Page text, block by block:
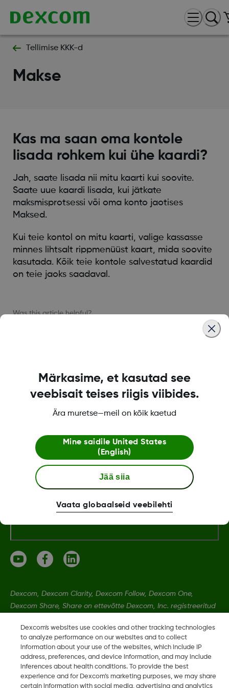
Tellimise KKK-d
Makse
Kas ma saan oma kontole
lisada rohkem kui ühe kaardi?
Jah, saate lisada nii mitu kaarti kui soovite.
Saate uue kaardi lisada, kui jätkate
maksmisprotsessi või oma konto jaotises
Maksed.
Kui teie kontol on mitu kaarti, valige kassasse
minnes lihtsalt rippmenüüst kaart, mida soovite
kasutada. Kõik teie kontole salvestatud kaardid
on teie jaoks saadaval.
Was this article helpful?
LBL021664 Rev001
Dexcomi teave
Dexcom, Dexcom Clarity, Dexcom Follow, Dexcom One,
Dexcom Share, Share on ettevõtte Dexcom, Inc. registreeritud
registreeritud muudes riikides.
LBL020901 Rev002 •LBL021664 Rev001
Dexcom's websites use cookies and other tracking technologies
to analyze performance on our websites and to collect
information about your use of the websites, which include IP
address, preferences, and device information, and may include
inferences about health conditions. To provide the best
experience and for Dexcom’s marketing purposes, we may share
certain information with social media, advertising and analytics
Märkasime, et kasutad see
veebisait teises riigis viibides.
Ära muretse—meil on kõik kaetud
Mine saidile United States
(English)
Jää siia
Vaata globaalseid veebilehti